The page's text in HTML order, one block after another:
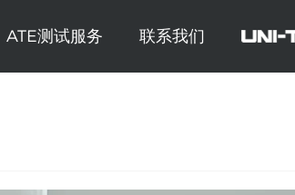
ATE测试服务 联系我们